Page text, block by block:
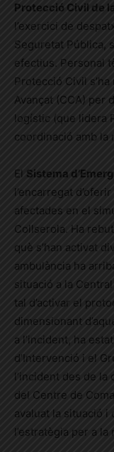
Protecció Civil de
l’exercici de
Seguretat Pública,
efectius. Personal
Protecció Civil
Avançat (CCA) per
logístic (que lidera
coordinació amb la
El Sistema
l’encarregat
afectades en el
Collserola. Ha
què s’han activat
ambulància ha
situació a la
tal d’activar el
dimensionant
a l’incident, ha
d’Intervenció i el
l’incident des de la
del Centre de
avaluat la situació
l’estratègia per a